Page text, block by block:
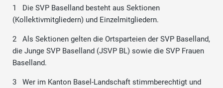
1 Die SVP Baselland besteht aus Sektionen
(Kollektivmitgliedern) und Einzelmitgliedern.
2 Als Sektionen gelten die Ortsparteien der SVP Baselland,
die Junge SVP Baselland (JSVP BL) sowie die SVP Frauen
Baselland.
3 Wer im Kanton Basel-Landschaft stimmberechtigt und